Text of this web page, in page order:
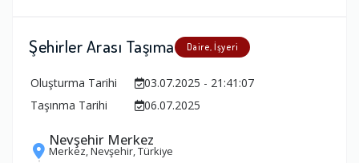
Şehirler Arası Taşıma Daire, İşyeri
Oluşturma Tarihi
03.07.2025 - 21:41:07
Taşınma Tarihi
06.07.2025
Nevşehir Merkez
Merkez, Nevşehir, Türkiye